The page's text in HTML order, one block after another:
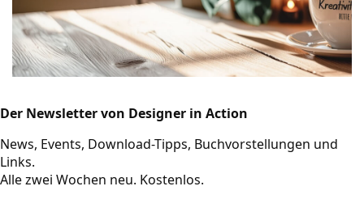
Design-Ressourcen
Der Newsletter von Designer in Action
News, Events, Download-Tipps, Buchvorstellungen und
Links.
Alle zwei Wochen neu. Kostenlos.